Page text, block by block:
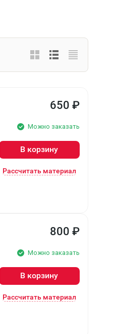
650 ₽
Можно заказать
В корзину
Рассчитать материал
800 ₽
Можно заказать
В корзину
Рассчитать материал